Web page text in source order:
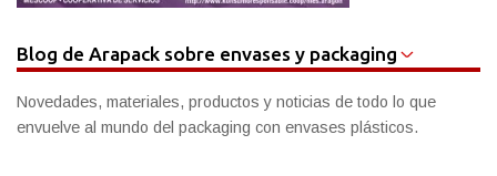
Blog de Arapack sobre envases y packaging
Novedades, materiales, productos y noticias de todo lo que
envuelve al mundo del packaging con envases plásticos.